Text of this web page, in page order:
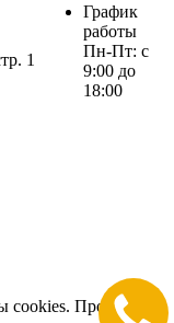
1
График
работы
Пн-Пт: с
9:00 до
18:00
cookies. Продолжая